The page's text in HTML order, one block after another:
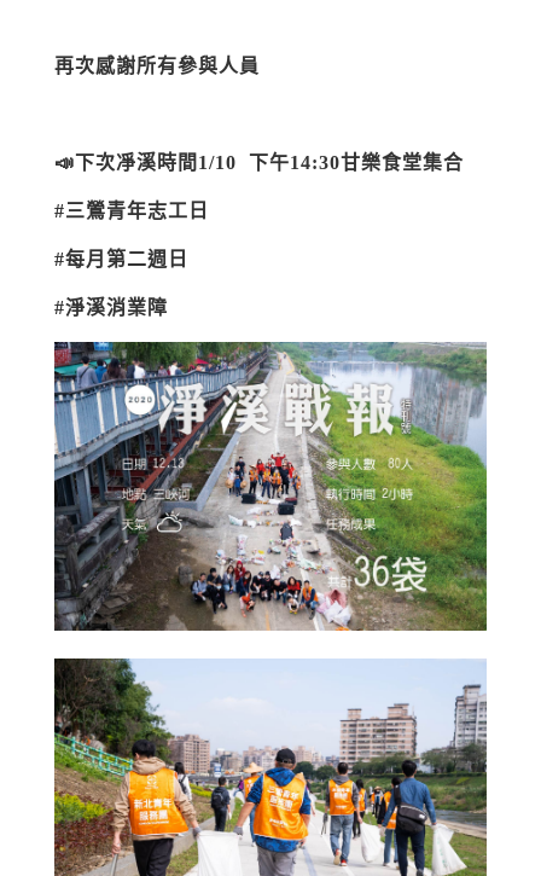
再次感謝所有參與人員
📣下次凈溪時間1/10 下午14:30甘樂食堂集合
#三鶯青年志工日
#每月第二週日
#淨溪消業障